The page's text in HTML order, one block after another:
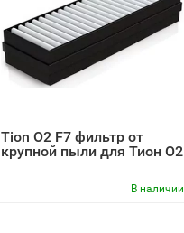
Tion O2 F7 фильтр от
крупной пыли для Тион O2
В наличии